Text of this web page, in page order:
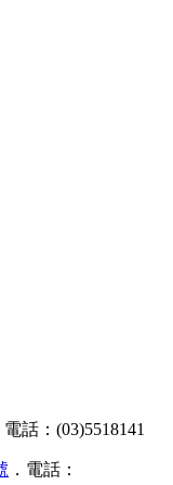
電話：(03)5518141
．電話：